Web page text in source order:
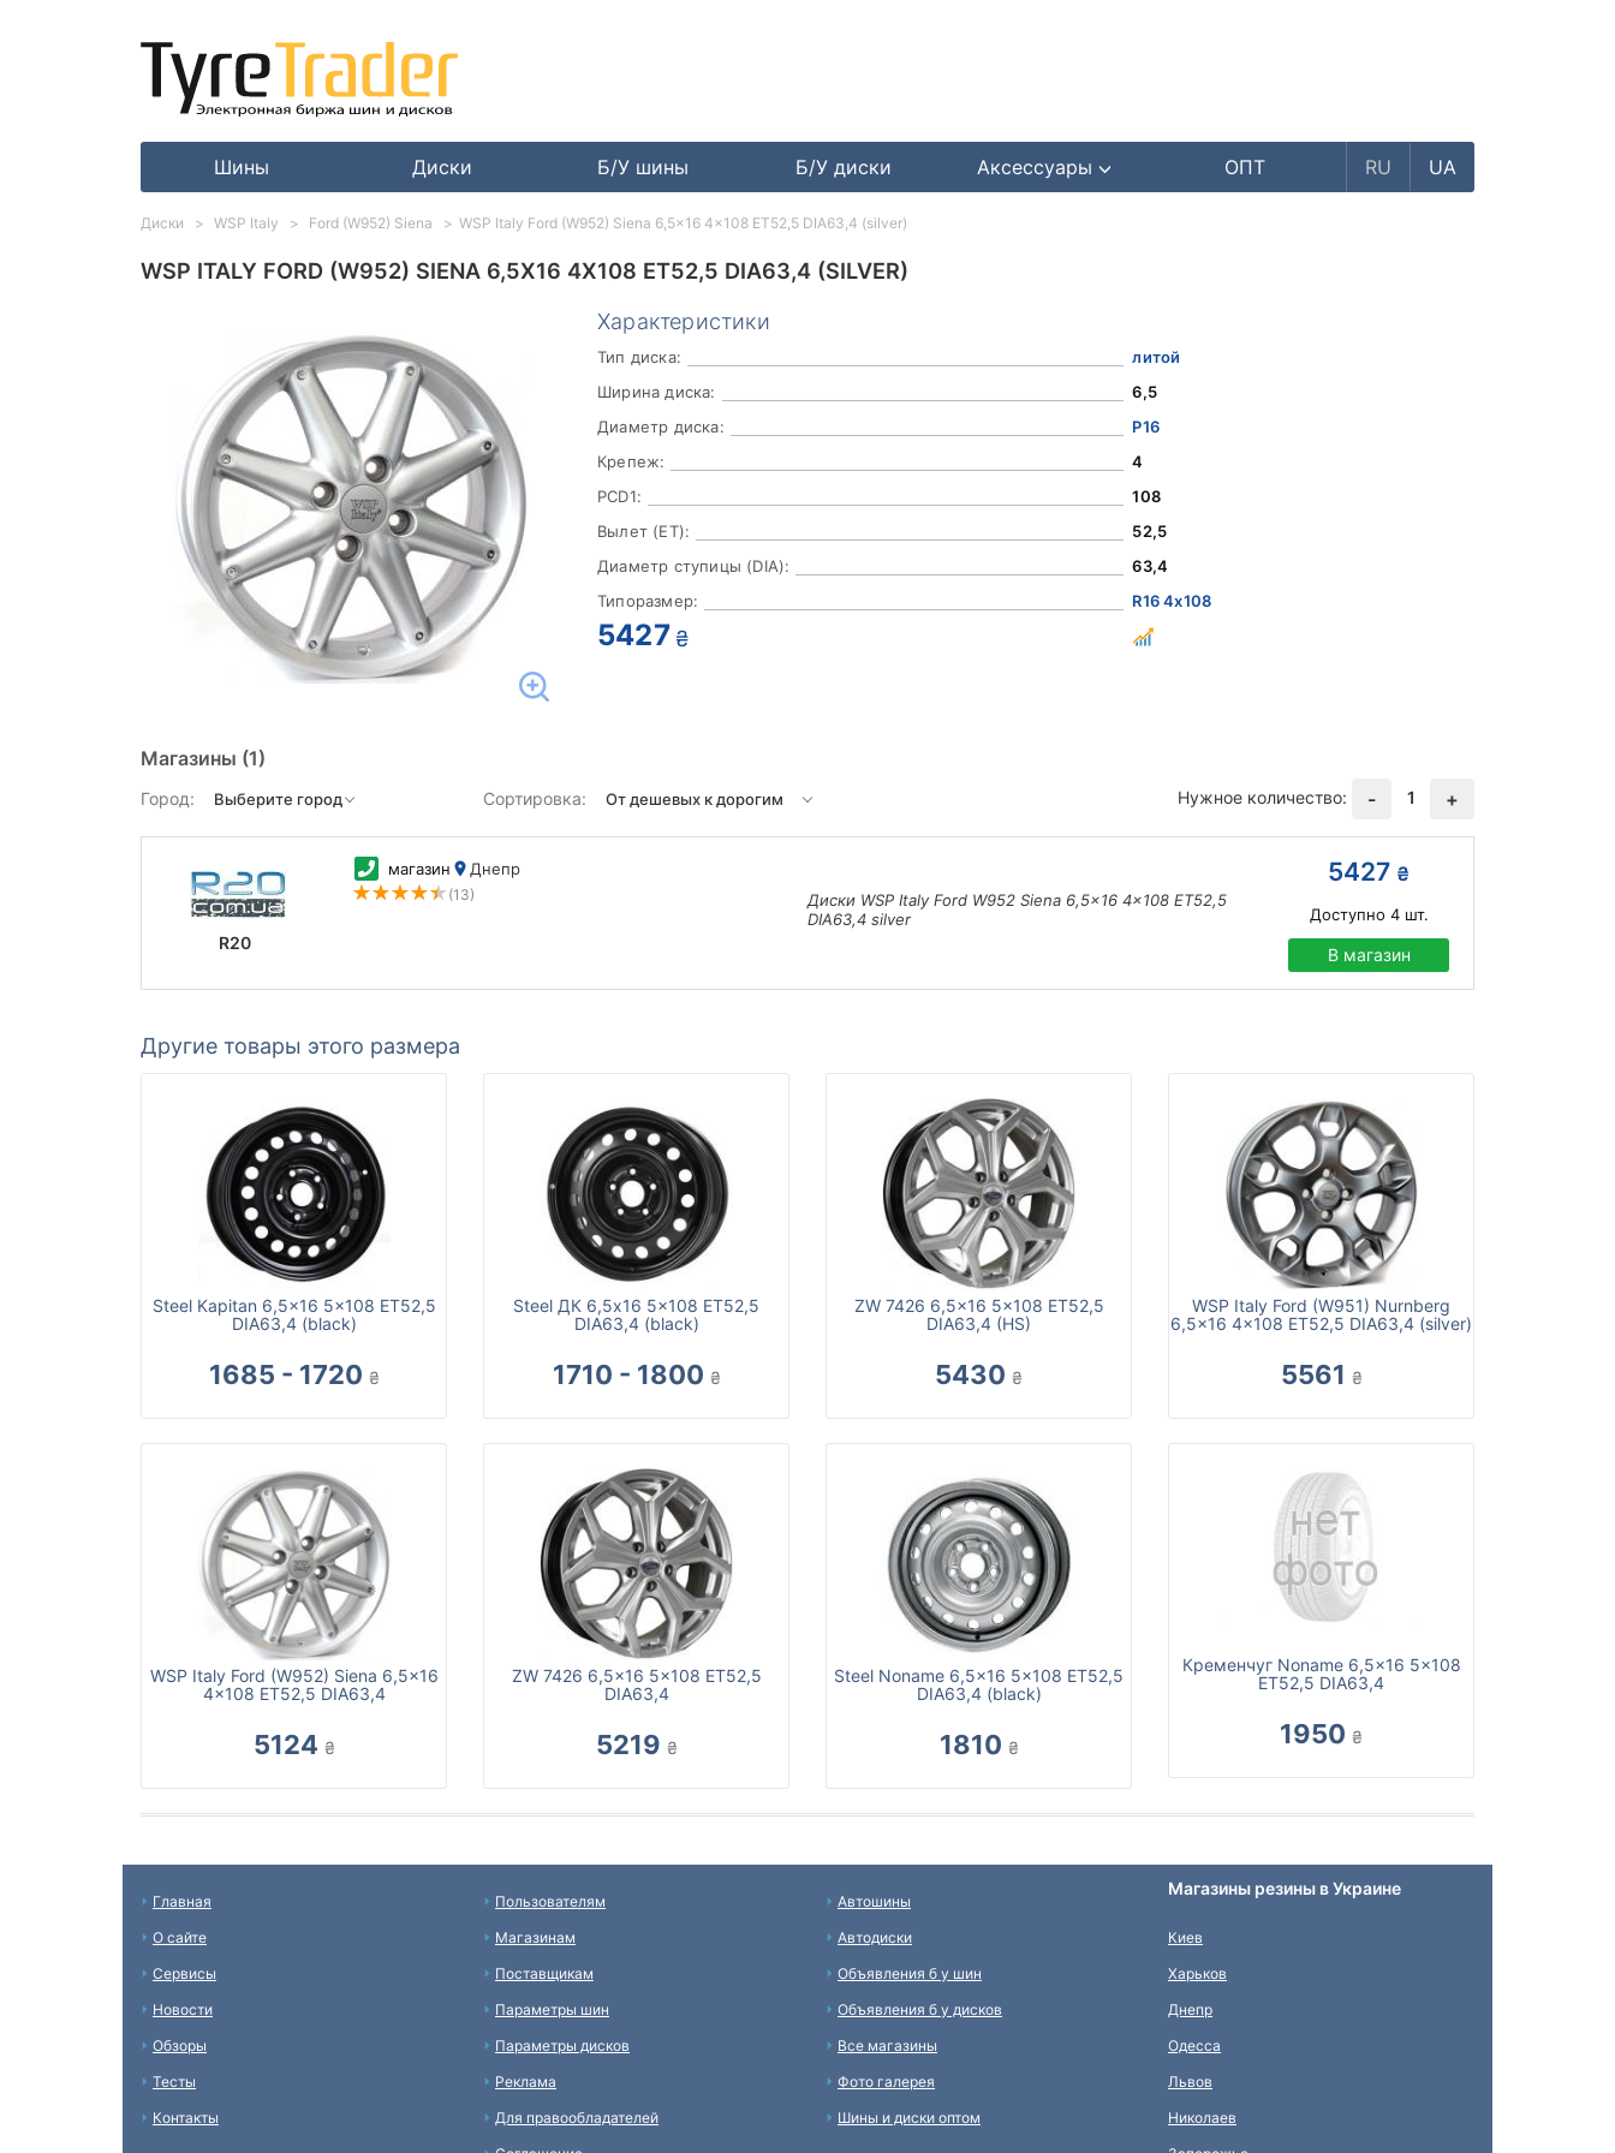
Шины Диски Б/У шины Б/У диски Аксессуары ОПТ RU UA
WSP ITALY FORD (W952) SIENA 6,5X16 4X108 ET52,5 DIA63,4 (SILVER)
Характеристики
Тип диска:
литой
Ширина диска:
6,5
Диаметр диска:
Р16
Крепеж:
4
PCD1:
108
Вылет (ET):
52,5
Диаметр ступицы (DIA):
63,4
Типоразмер:
R16 4x108
5427 ₴
Магазины (1)
Город: Сортировка: Нужное количество: - 1 +
R20
магазин Днепр
(13)
Диски WSP Italy Ford W952 Siena 6,5x16 4x108 ET52,5
DIA63,4 silver
5427 ₴
Доступно 4шт.
В магазин
Другие товары этого размера
Steel Kapitan 6,5x16 5x108 ET52,5
DIA63,4 (black)
1685 - 1720 ₴
Steel ДК 6,5x16 5x108 ET52,5
DIA63,4 (black)
1710 - 1800 ₴
ZW 7426 6,5x16 5x108 ET52,5
DIA63,4 (HS)
5430 ₴
WSP Italy Ford (W951) Nurnberg
6,5x16 4x108 ET52,5 DIA63,4 (silver)
5561 ₴
WSP Italy Ford (W952) Siena 6,5x16
4x108 ET52,5 DIA63,4
5124 ₴
ZW 7426 6,5x16 5x108 ET52,5
DIA63,4
5219 ₴
Steel Noname 6,5x16 5x108 ET52,5
DIA63,4 (black)
1810 ₴
Кременчуг Noname 6,5x16 5x108
ET52,5 DIA63,4
1950 ₴
Диски WSP Italy Ford (W952) Siena WSP Italy Ford (W952) Siena 6,5x16 4x108 ET52,5 DIA63,4 (silver)
Главная
О сайте
Сервисы
Новости
Обзоры
Тесты
Контакты
Пользователям
Магазинам
Поставщикам
Параметры шин
Параметры дисков
Реклама
Для правообладателей
Автошины
Автодиски
Объявления б у шин
Объявления б у дисков
Все магазины
Фото галерея
Шины и диски оптом
Магазины резины в Украине
Киев
Харьков
Днепр
Одесса
Львов
Николаев